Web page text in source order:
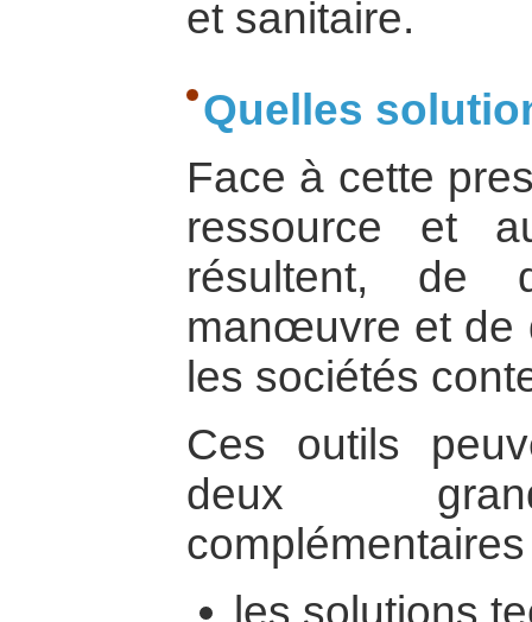
et sanitaire.
Quelles
Face à cette
ressource et
résultent, de
manœuvre et de
les sociétés
Ces outils
deux
les solutions